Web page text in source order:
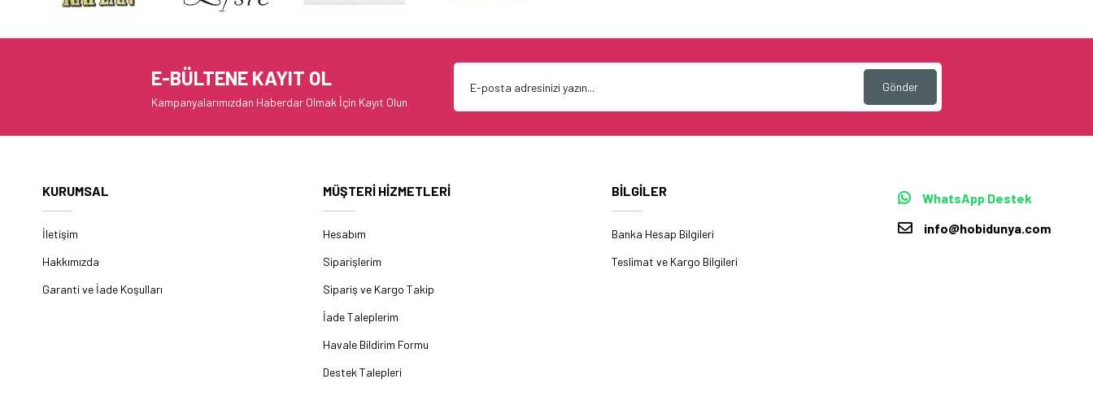
E-BÜLTENE KAYIT OL
Kampanyalarımızdan Haberdar Olmak İçin Kayıt Olun
Gönder
KURUMSAL
İletişim
Hakkımızda
Garanti ve İade Koşulları
MÜŞTERİ HİZMETLERİ
Hesabım
Siparişlerim
Sipariş ve Kargo Takip
İade Taleplerim
Havale Bildirim Formu
Destek Talepleri
BİLGİLER
Banka Hesap Bilgileri
Teslimat ve Kargo Bilgileri
WhatsApp Destek
info@hobidunya.com